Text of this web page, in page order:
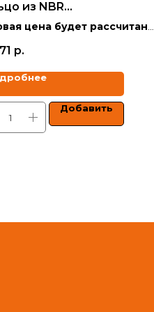
из NBR
50
цена будет рассчитана
заказа.
указаны с учетом НДС.
р.
Добавить